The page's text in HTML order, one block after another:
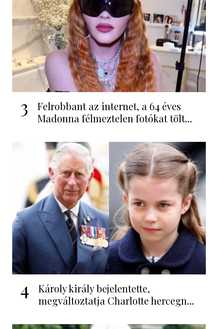
3
Felrobbant az internet, a 64 éves
Madonna félmeztelen fotókat tölt...
4
Károly király bejelentette,
megváltoztatja Charlotte hercegn...